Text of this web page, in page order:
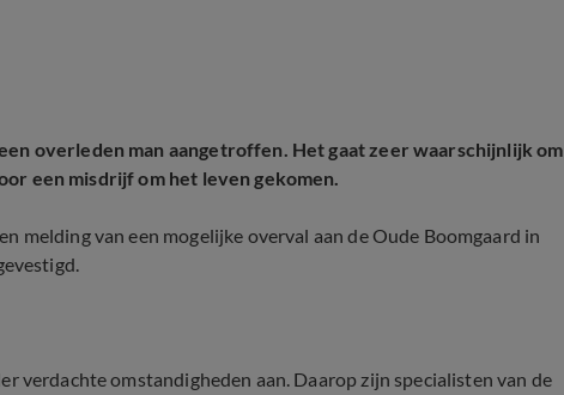
overleden man aangetroffen. Het gaat zeer waarschijnlijk om
een misdrijf om het leven gekomen.
melding van een mogelijke overval aan de Oude Boomgaard in
verdachte omstandigheden aan. Daarop zijn specialisten van de